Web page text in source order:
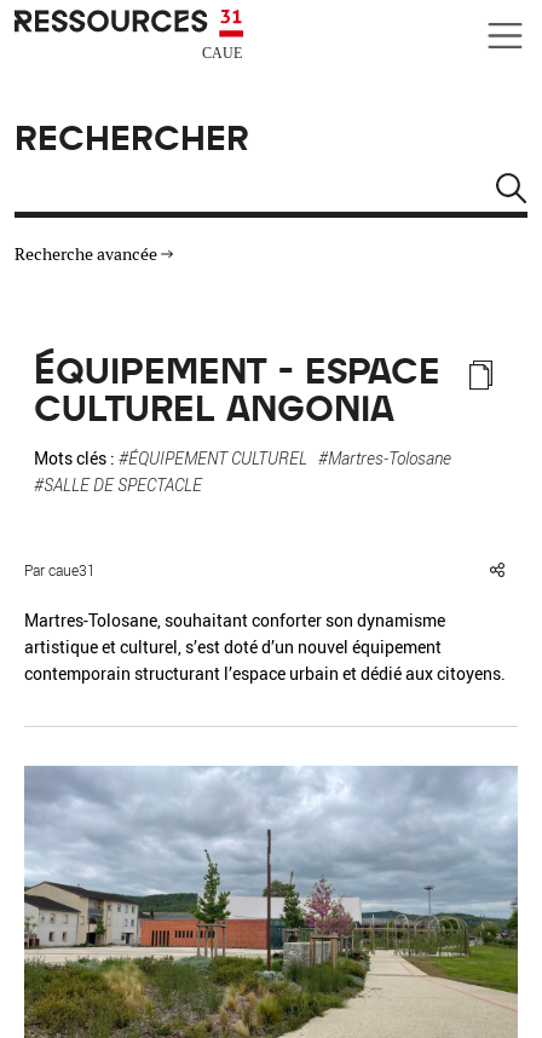
Aller au contenu principal
CAUE RESSOURCES 31
RECHERCHER
Recherche avancée
TYPE DE RESSOURCES
MATÉRIAUX
ÉQUIPEMENT - ESPACE
CULTUREL ANGONIA
Mots clés : #ÉQUIPEMENT CULTUREL #Martres-Tolosane
#SALLE DE SPECTACLE
Par caue31
Martres-Tolosane, souhaitant conforter son dynamisme
artistique et culturel, s’est doté d’un nouvel équipement
contemporain structurant l’espace urbain et dédié aux citoyens.